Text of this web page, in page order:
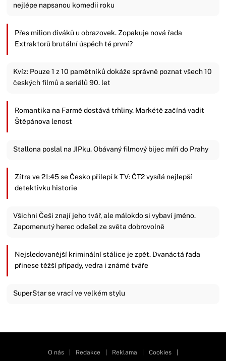
nejlépe napsanou komedii roku
Přes milion diváků u obrazovek. Zopakuje nová řada
Extraktorů brutální úspěch té první?
Kvíz: Pouze 1 z 10 pamětníků dokáže správně poznat všech 10
českých filmů a seriálů 90. let
Romantika na Farmě dostává trhliny. Markétě začíná vadit
Štěpánova lenost
Stallona poslal na JIPku. Obávaný filmový bijec míří do Prahy
Zítra ve 21:45 se Česko přilepí k TV: ČT2 vysílá nejlepší
detektivku historie
Všichni Češi znají jeho tvář, ale málokdo si vybaví jméno.
Zapomenutý herec odešel ze světa dobrovolně
Nejsledovanější kriminální stálice je zpět. Dvanáctá řada
přinese těžší případy, vedra i známé tváře
SuperStar se vrací ve velkém stylu
O nás Redakce Reklama Cookies